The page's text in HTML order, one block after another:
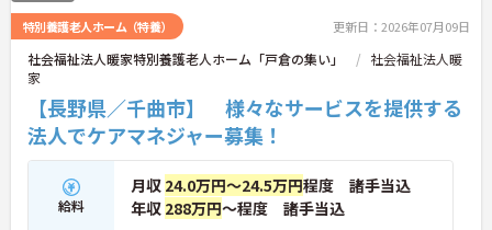
ます。資格取得支援制度を活用してスキルアップも
目指せます。 ご興味のある方には、面接対策ポイン
トなど、さらに詳細をお話ししますのでお気軽にご
相談ください！
特別養護老人ホーム（特養） 更新日：2026年07月09日
社会福祉法人暖家特別養護老人ホーム「戸倉の集い」
社会福祉法人暖
家
【長野県／千曲市】 様々なサービスを提供する
法人でケアマネジャー募集！
給料
月収 24.0万円～24.5万円程度 諸手当込
年収 288万円～程度 諸手当込